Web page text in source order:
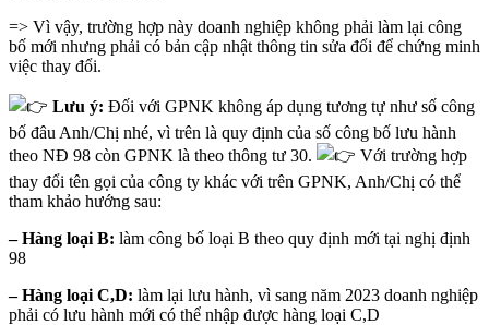
=> Vì vậy, trường hợp này doanh nghiệp không phải làm lại công
bố mới nhưng phải có bản cập nhật thông tin sửa đổi để chứng minh
việc thay đổi.
Lưu ý: Đối với GPNK không áp dụng tương tự như số công
bố đâu Anh/Chị nhé, vì trên là quy định của số công bố lưu hành
theo NĐ 98 còn GPNK là theo thông tư 30.
Với trường hợp
thay đổi tên gọi của công ty khác với trên GPNK, Anh/Chị có thể
tham khảo hướng sau:
– Hàng loại B: làm công bố loại B theo quy định mới tại nghị định
98
– Hàng loại C,D: làm lại lưu hành, vì sang năm 2023 doanh nghiệp
phải có lưu hành mới có thể nhập được hàng loại C,D